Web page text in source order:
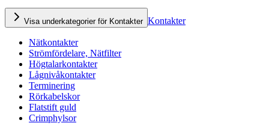
Visa underkategorier för Kontakter Kontakter
Nätkontakter
Strömfördelare, Nätfilter
Högtalarkontakter
Lågnivåkontakter
Terminering
Rörkabelskor
Flatstift guld
Crimphylsor